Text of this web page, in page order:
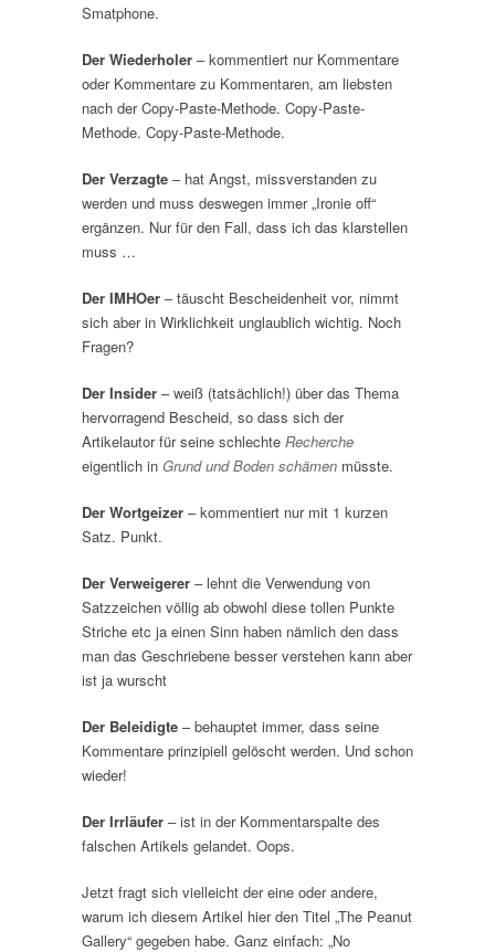
Smatphone.
Der Wiederholer – kommentiert nur Kommentare
oder Kommentare zu Kommentaren, am liebsten
nach der Copy-Paste-Methode. Copy-Paste-
Methode. Copy-Paste-Methode.
Der Verzagte – hat Angst, missverstanden zu
werden und muss deswegen immer „Ironie off“
ergänzen. Nur für den Fall, dass ich das klarstellen
muss …
Der IMHOer – täuscht Bescheidenheit vor, nimmt
sich aber in Wirklichkeit unglaublich wichtig. Noch
Fragen?
Der Insider – weiß (tatsächlich!) über das Thema
hervorragend Bescheid, so dass sich der
Artikelautor für seine schlechte Recherche
eigentlich in Grund und Boden schämen müsste.
Der Wortgeizer – kommentiert nur mit 1 kurzen
Satz. Punkt.
Der Verweigerer – lehnt die Verwendung von
Satzzeichen völlig ab obwohl diese tollen Punkte
Striche etc ja einen Sinn haben nämlich den dass
man das Geschriebene besser verstehen kann aber
ist ja wurscht
Der Beleidigte – behauptet immer, dass seine
Kommentare prinzipiell gelöscht werden. Und schon
wieder!
Der Irrläufer – ist in der Kommentarspalte des
falschen Artikels gelandet. Oops.
Jetzt fragt sich vielleicht der eine oder andere,
warum ich diesem Artikel hier den Titel „The Peanut
Gallery“ gegeben habe. Ganz einfach: „No